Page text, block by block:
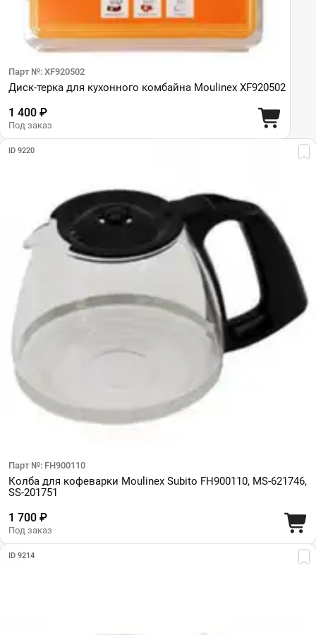
Парт №: XF920502
Диск-терка для кухонного комбайна Moulinex XF920502
1 400 ₽
Под заказ
ID 9220
Парт №: FH900110
Колба для кофеварки Moulinex Subito FH900110, MS-621746,
SS-201751
1 700 ₽
Под заказ
ID 9214